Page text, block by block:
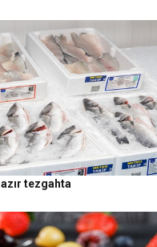
tezgahta